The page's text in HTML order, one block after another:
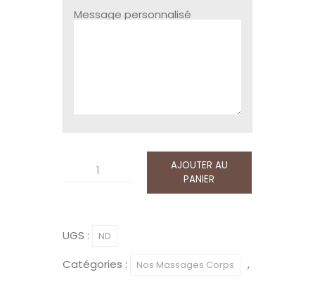
Message personnalisé
quantité
-
sur
AJOUTER AU
PANIER
UGS : ND
Catégories : Nos Massages Corps ,